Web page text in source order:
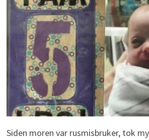
Siden moren var rusmisbruker, tok